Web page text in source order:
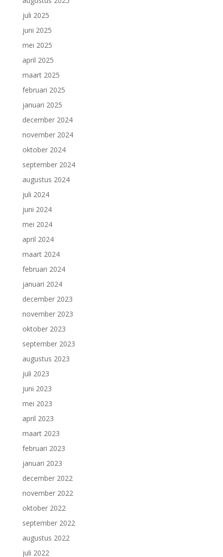
juli 2025
juni 2025
mei 2025
april 2025
maart 2025
februari 2025
januari 2025
december 2024
november 2024
oktober 2024
september 2024
augustus 2024
juli 2024
juni 2024
mei 2024
april 2024
maart 2024
februari 2024
januari 2024
december 2023
november 2023
oktober 2023
september 2023
augustus 2023
juli 2023
juni 2023
mei 2023
april 2023
maart 2023
februari 2023
januari 2023
december 2022
november 2022
oktober 2022
september 2022
augustus 2022
juli 2022